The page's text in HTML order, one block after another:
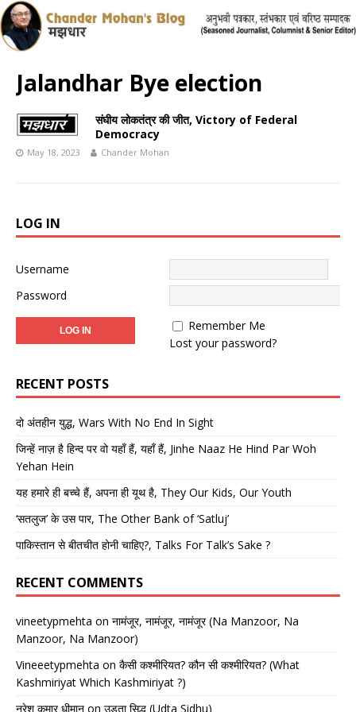
Jalandhar Bye election
संघीय लोकतंत्र की जीत, Victory of Federal
Democracy
May 18, 2023 Chander Mohan
LOG IN
Username
Password
Remember Me
Lost your password?
RECENT POSTS
दो अंतहीन युद्ध, Wars With No End In Sight
जिन्हें नाज़ है हिन्द पर वो यहाँ हैं, यहाँ हैं, Jinhe Naaz He Hind Par Woh
Yehan Hein
यह हमारे ही बच्चे हैं, अपना ही यूथ है, They Our Kids, Our Youth
‘सतलुज’ के उस पार, The Other Bank of ‘Satluj’
पाकिस्तान से बीतचीत होनी चाहिए?, Talks For Talk’s Sake ?
RECENT COMMENTS
vineetypmehta on नामंजूर, नामंजूर, नामंजूर (Na Manzoor, Na
Manzoor, Na Manzoor)
Vineeetypmehta on कैसी कश्मीरियत? कौन सी कश्मीरियत? (What
Kashmiriyat Which Kashmiriyat ?)
नरेश कुमार धीमान on उड़ता सिद्धू (Udta Sidhu)